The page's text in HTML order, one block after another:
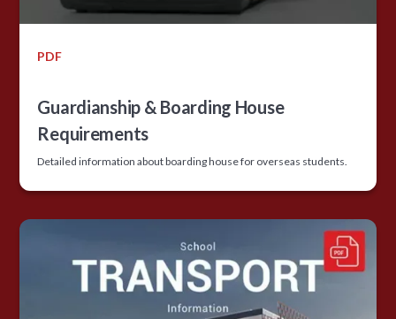
PDF
Guardianship & Boarding House
Requirements
Detailed information about boarding house for overseas students.